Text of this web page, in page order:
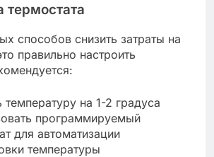
термостата
способов снизить затраты на
правильно настроить
температуру на 1-2 градуса
программируемый
для автоматизации
температуры